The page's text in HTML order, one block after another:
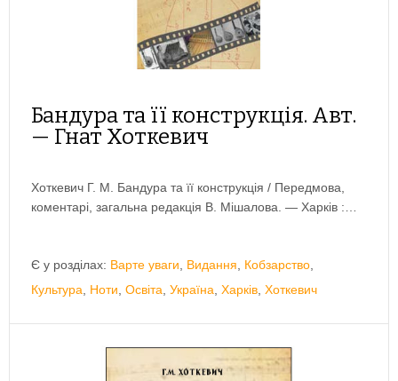
Бандура та її конструкція. Авт.
— Гнат Хоткевич
Хоткевич Г. М. Бандура та її конструкція / Передмова,
коментарі, загальна редакція В. Мішалова. — Харків :…
Є у розділах: Варте уваги Видання Кобзарство
Культура
Ноти Освіта Україна Харків Хоткевич